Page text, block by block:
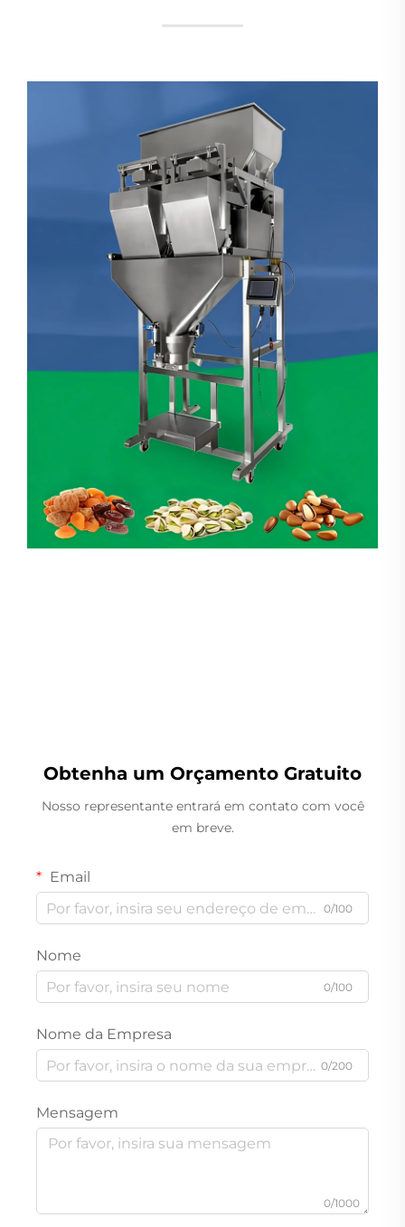
Obtenha um Orçamento Gratuito
Nosso representante entrará em contato com você
em breve.
Email
0/100
Nome
0/100
Nome da Empresa
0/200
Mensagem
0/1000